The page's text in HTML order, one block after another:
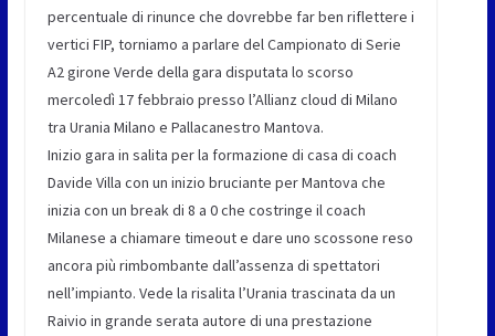
percentuale di rinunce che dovrebbe far ben riflettere i
vertici FIP, torniamo a parlare del Campionato di Serie
A2 girone Verde della gara disputata lo scorso
mercoledì 17 febbraio presso l’Allianz cloud di Milano
tra Urania Milano e Pallacanestro Mantova.
Inizio gara in salita per la formazione di casa di coach
Davide Villa con un inizio bruciante per Mantova che
inizia con un break di 8 a 0 che costringe il coach
Milanese a chiamare timeout e dare uno scossone reso
ancora più rimbombante dall’assenza di spettatori
nell’impianto. Vede la risalita l’Urania trascinata da un
Raivio in grande serata autore di una prestazione